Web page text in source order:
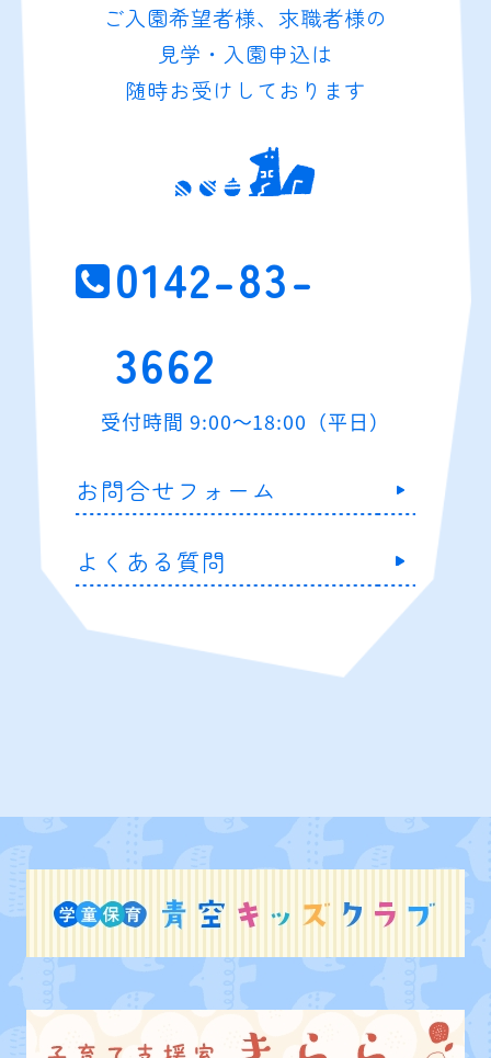
ご入園希望者様、求職者様の
見学・入園申込は
随時お受けしております
0142-83-
3662
受付時間 9:00～18:00（平日）
お問合せフォーム
よくある質問